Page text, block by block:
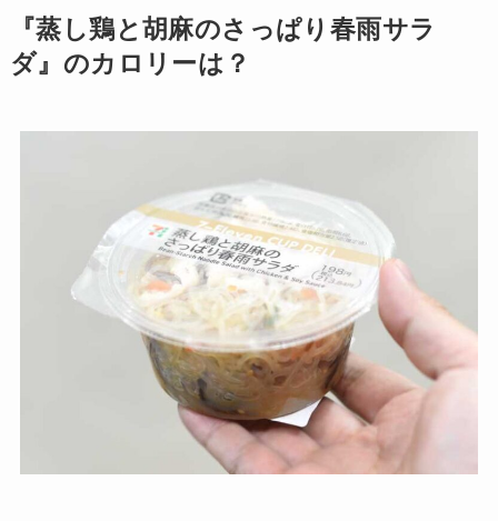
『蒸し鶏と胡麻のさっぱり春雨サラ
ダ』のカロリーは？